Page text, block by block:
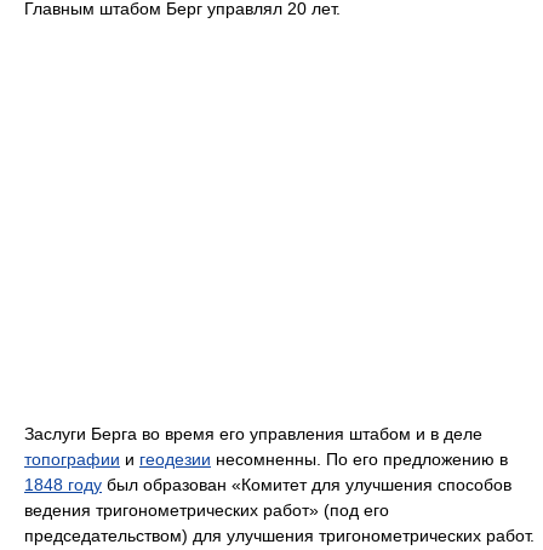
Главным штабом Берг управлял 20 лет.
Заслуги Берга во время его управления штабом и в деле
топографии и геодезии несомненны. По его предложению в
1848 году был образован «Комитет для улучшения способов
ведения тригонометрических работ» (под его
председательством) для улучшения тригонометрических работ.